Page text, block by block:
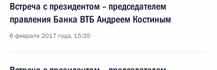
Встреча с президентом – председателем
правления Банка ВТБ Андреем Костиным
6 февраля 2017 года, 15:35